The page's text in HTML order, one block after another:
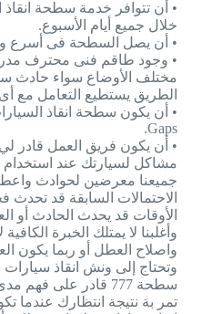
خلال جميع أيام الأسبوع.
• أن يصل السطحة فى أسرع
• وجود طاقم فنى محترف
مختلف الأوضاع سواء حادث
الطريق يستطيع التعامل مع
• أن يكون سطحة انقاذ
Gaps.
• أن يكون فريق العمل قادر
مشاكل لسيارتك عند استخدام
جميعنا معرضين لحوادث
الاحتمالات السابقة قد
الأوقات قد يحدث الحادث
وأغلبنا لا يمتلك الخبرة
واصلاح العطل أو ربما يكون
وتحتاج إلى ونش انقاذ
سطحة 777 قادر على
تمر بة نتيجة انتظارك